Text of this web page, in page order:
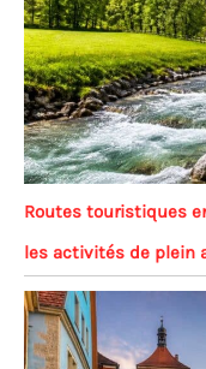
Routes touristiques
les activités de plein